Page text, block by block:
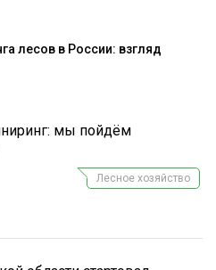
мы пойдём
Лесное хозяйство
лесов в России: взгляд